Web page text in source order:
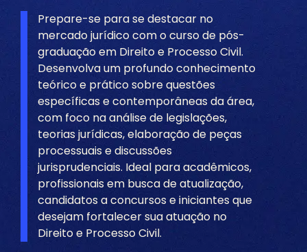
Prepare-se para se destacar no
mercado jurídico com o curso de pós-
graduação em Direito e Processo Civil.
Desenvolva um profundo conhecimento
teórico e prático sobre questões
específicas e contemporâneas da área,
com foco na análise de legislações,
teorias jurídicas, elaboração de peças
processuais e discussões
jurisprudenciais. Ideal para acadêmicos,
profissionais em busca de atualização,
candidatos a concursos e iniciantes que
desejam fortalecer sua atuação no
Direito e Processo Civil.